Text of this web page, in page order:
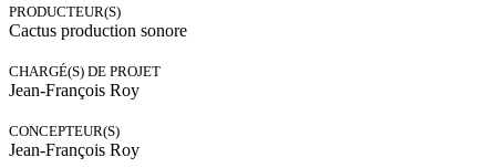
PRODUCTEUR(S)
Cactus production sonore
CHARGÉ(S) DE PROJET
Jean-François Roy
CONCEPTEUR(S)
Jean-François Roy